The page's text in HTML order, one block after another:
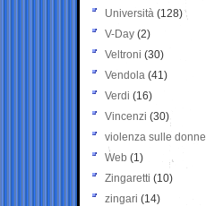
Università (128)
V-Day (2)
Veltroni (30)
Vendola (41)
Verdi (16)
Vincenzi (30)
violenza sulle donne
Web (1)
Zingaretti (10)
zingari (14)